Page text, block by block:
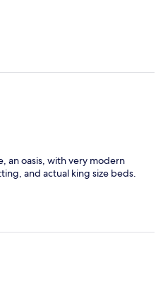
doing this to fully enjoy
an oasis, with very modern
and actual king size beds.